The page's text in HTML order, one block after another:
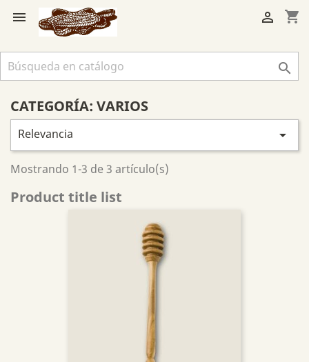
 shopping_cart


CATEGORÍA: VARIOS
Relevancia 
Mostrando 1-3 de 3 artículo(s)
Product title list